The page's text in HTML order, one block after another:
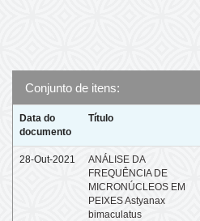
Conjunto de itens:
Data do
documento
Título
28-Out-2021
ANÁLISE DA
FREQUÊNCIA DE
MICRONÚCLEOS EM
PEIXES Astyanax
bimaculatus